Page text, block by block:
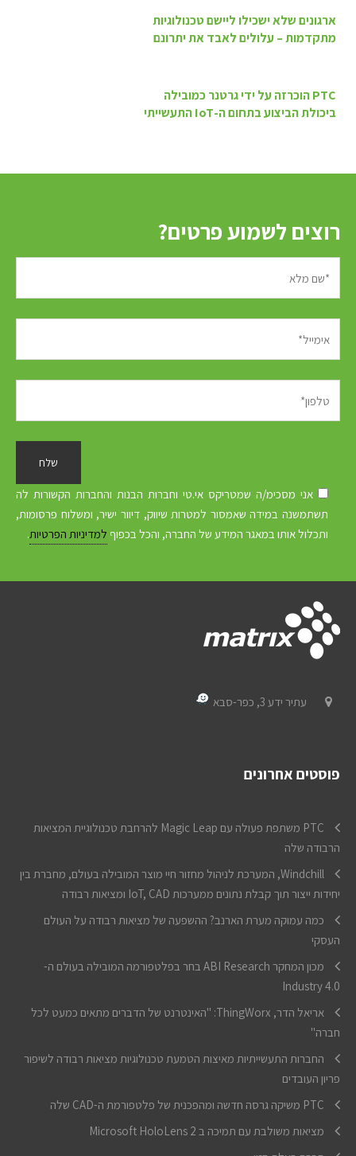
navigation
ארגונים שלא ישכילו ליישם טכנולוגיות
מתקדמות – עלולים לאבד את יתרונם
PTC הוכרזה על ידי גרטנר כמובילה
ביכולת הביצוע בתחום ה-IoT התעשייתי
רוצים לשמוע פרטים?
אני מסכימ/ה שמטריקס אי.טי וחברות הבנות והחברות הקשורות לה
תשתמשנה במידה שאמסור למטרות שיווק, דיוור ישיר, ומשלוח פרסומות,
ותכלול אותו במאגר המידע של החברה, והכל בכפוף למדיניות הפרטיות.
עתיר ידע 3, כפר-סבא
פוסטים אחרונים
PTC משתפת פעולה עם Magic Leap להרחבת טכנולוגיית המציאות
הרבודה שלה
Windchill, המערכת לניהול מחזור חיי מוצר המובילה בעולם, מחברת בין
יחידות ייצור תוך קבלת נתונים ממערכות IoT, CAD ומציאות רבודה
כמה עמוקה מערת הארנב? ההשפעה של מציאות רבודה על העולם
העסקי
מכון המחקר ABI Research בחר בפלטפורמה המובילה בעולם ה-
Industry 4.0
אריאל הדר, ThingWorx: "האינטרנט של הדברים מתאים כמעט לכל
חברה"
החברות התעשייתיות מאיצות הטמעת טכנולוגיות מציאות רבודה לשיפור
פריון העובדים
PTC משיקה גרסה חדשה ומהפכנית של פלטפורמת ה-CAD שלה
מציאות משולבת עם תמיכה ב Microsoft HoloLens 2